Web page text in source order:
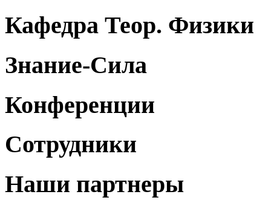
Кафедра Теор. Физики
Знание-Сила
Конференции
Сотрудники
Наши партнеры